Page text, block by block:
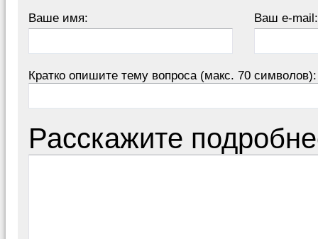
Ваше имя: Ваш e-mail:
Кратко опишите тему вопроса (макс. 70 символов):
Расскажите